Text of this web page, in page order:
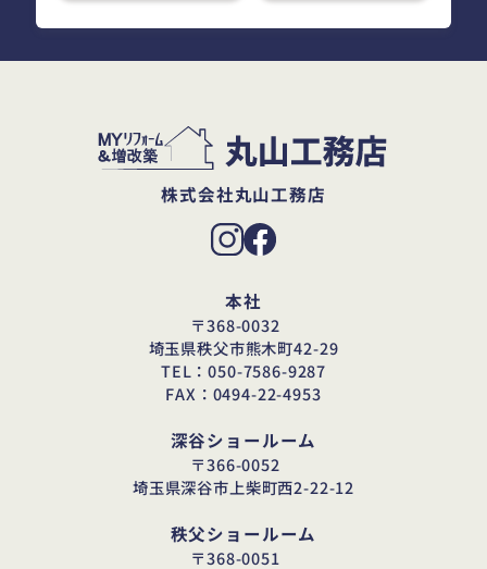
株式会社丸山工務店
本社
〒368-0032
埼玉県秩父市熊木町42-29
TEL：050-7586-9287
FAX：0494-22-4953
深谷ショールーム
〒366-0052
埼玉県深谷市上柴町西2-22-12
秩父ショールーム
〒368-0051